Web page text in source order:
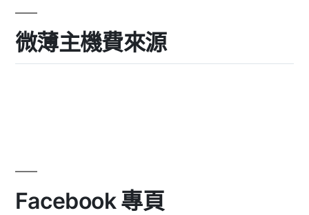
微薄主機費來源
Facebook 專頁